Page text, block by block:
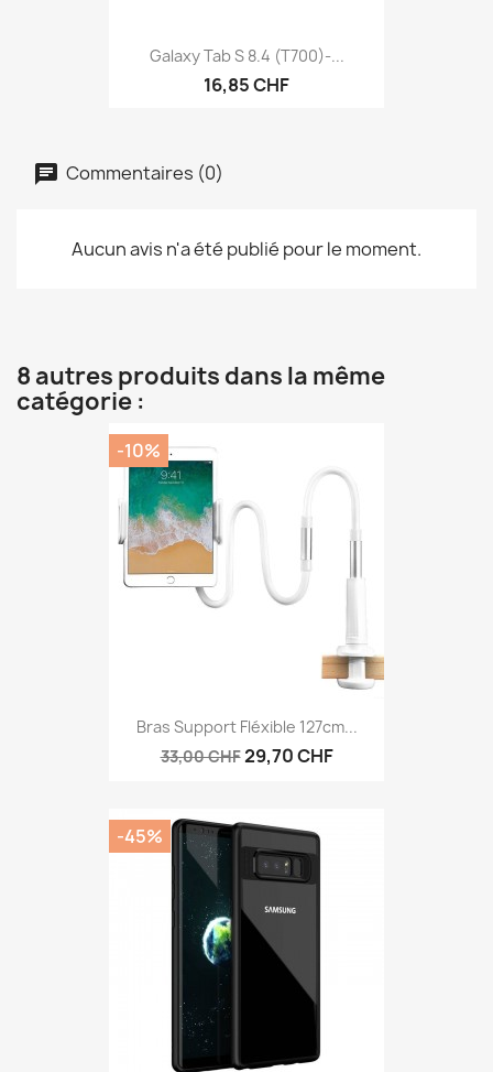
Galaxy Tab S 8.4 (T700)-...
16,85 CHF
Commentaires (0)
Aucun avis n'a été publié pour le moment.
8 autres produits dans la même
catégorie :
Bras Support Fléxible 127cm...
33,00 CHF29,70 CHF
-10%
-45%